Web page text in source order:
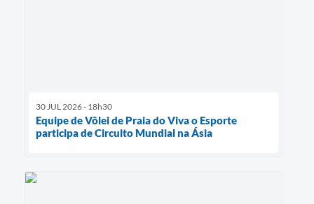
30 JUL 2026 - 18h30
Equipe de Vôlei de Praia do Viva o Esporte
participa de Circuito Mundial na Ásia